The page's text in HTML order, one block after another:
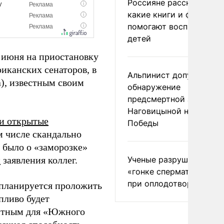
на приостановку
сенаторов, в
известным своим
открытые
скандально
о «заморозке»
заявления коллег.
проложить
будет
для «Южного
Россияне рассказали,
какие книги и фильмы
помогают воспитывать
детей
Альпинист допустил
обнаружение
предсмертной записки
Наговицыной на пике
Победы
Ученые разрушили миф
«гонке
при оплодотворении